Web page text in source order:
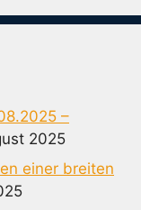
–
2025
einer breiten